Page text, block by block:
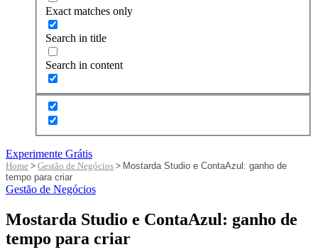
Exact matches only
Search in title
Search in content
Experimente Grátis
Home > Gestão de Negócios > Mostarda Studio e ContaAzul: ganho de
tempo para criar
Gestão de Negócios
Mostarda Studio e ContaAzul: ganho de
tempo para criar